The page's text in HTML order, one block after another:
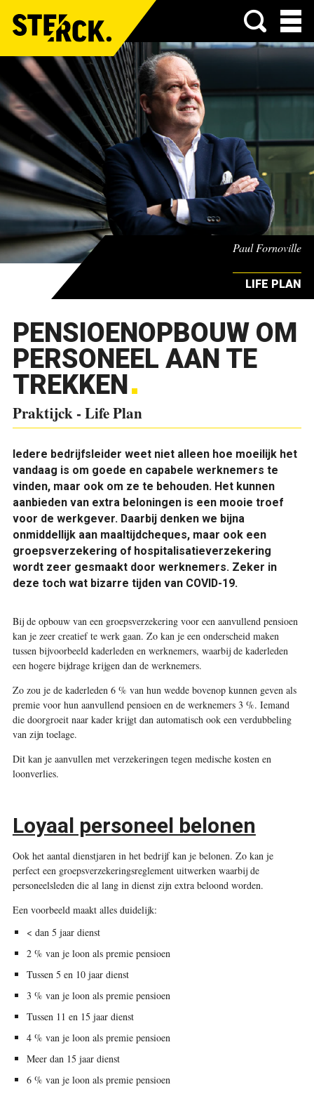
Menu
Paul Fornoville
LIFE PLAN
PENSIOENOPBOUW OM
PERSONEEL AAN TE
TREKKEN
Praktijck - Life Plan
Iedere bedrijfsleider weet niet alleen hoe moeilijk het
vandaag is om goede en capabele werknemers te
vinden, maar ook om ze te behouden. Het kunnen
aanbieden van extra beloningen is een mooie troef
voor de werkgever. Daarbij denken we bijna
onmiddellijk aan maaltijdcheques, maar ook een
groepsverzekering of hospitalisatieverzekering
wordt zeer gesmaakt door werknemers. Zeker in
deze toch wat bizarre tijden van COVID-19.
Bij de opbouw van een groepsverzekering voor een aanvullend pensioen
kan je zeer creatief te werk gaan. Zo kan je een onderscheid maken
tussen bijvoorbeeld kaderleden en werknemers, waarbij de kaderleden
een hogere bijdrage krijgen dan de werknemers.
Zo zou je de kaderleden 6 % van hun wedde bovenop kunnen geven als
premie voor hun aanvullend pensioen en de werknemers 3 %. Iemand
die doorgroeit naar kader krijgt dan automatisch ook een verdubbeling
van zijn toelage.
Dit kan je aanvullen met verzekeringen tegen medische kosten en
loonverlies.
Loyaal personeel belonen
Ook het aantal dienstjaren in het bedrijf kan je belonen. Zo kan je
perfect een groepsverzekeringsreglement uitwerken waarbij de
personeelsleden die al lang in dienst zijn extra beloond worden.
Een voorbeeld maakt alles duidelijk:
< dan 5 jaar dienst
2 % van je loon als premie pensioen
Tussen 5 en 10 jaar dienst
3 % van je loon als premie pensioen
Tussen 11 en 15 jaar dienst
4 % van je loon als premie pensioen
Meer dan 15 jaar dienst
6 % van je loon als premie pensioen